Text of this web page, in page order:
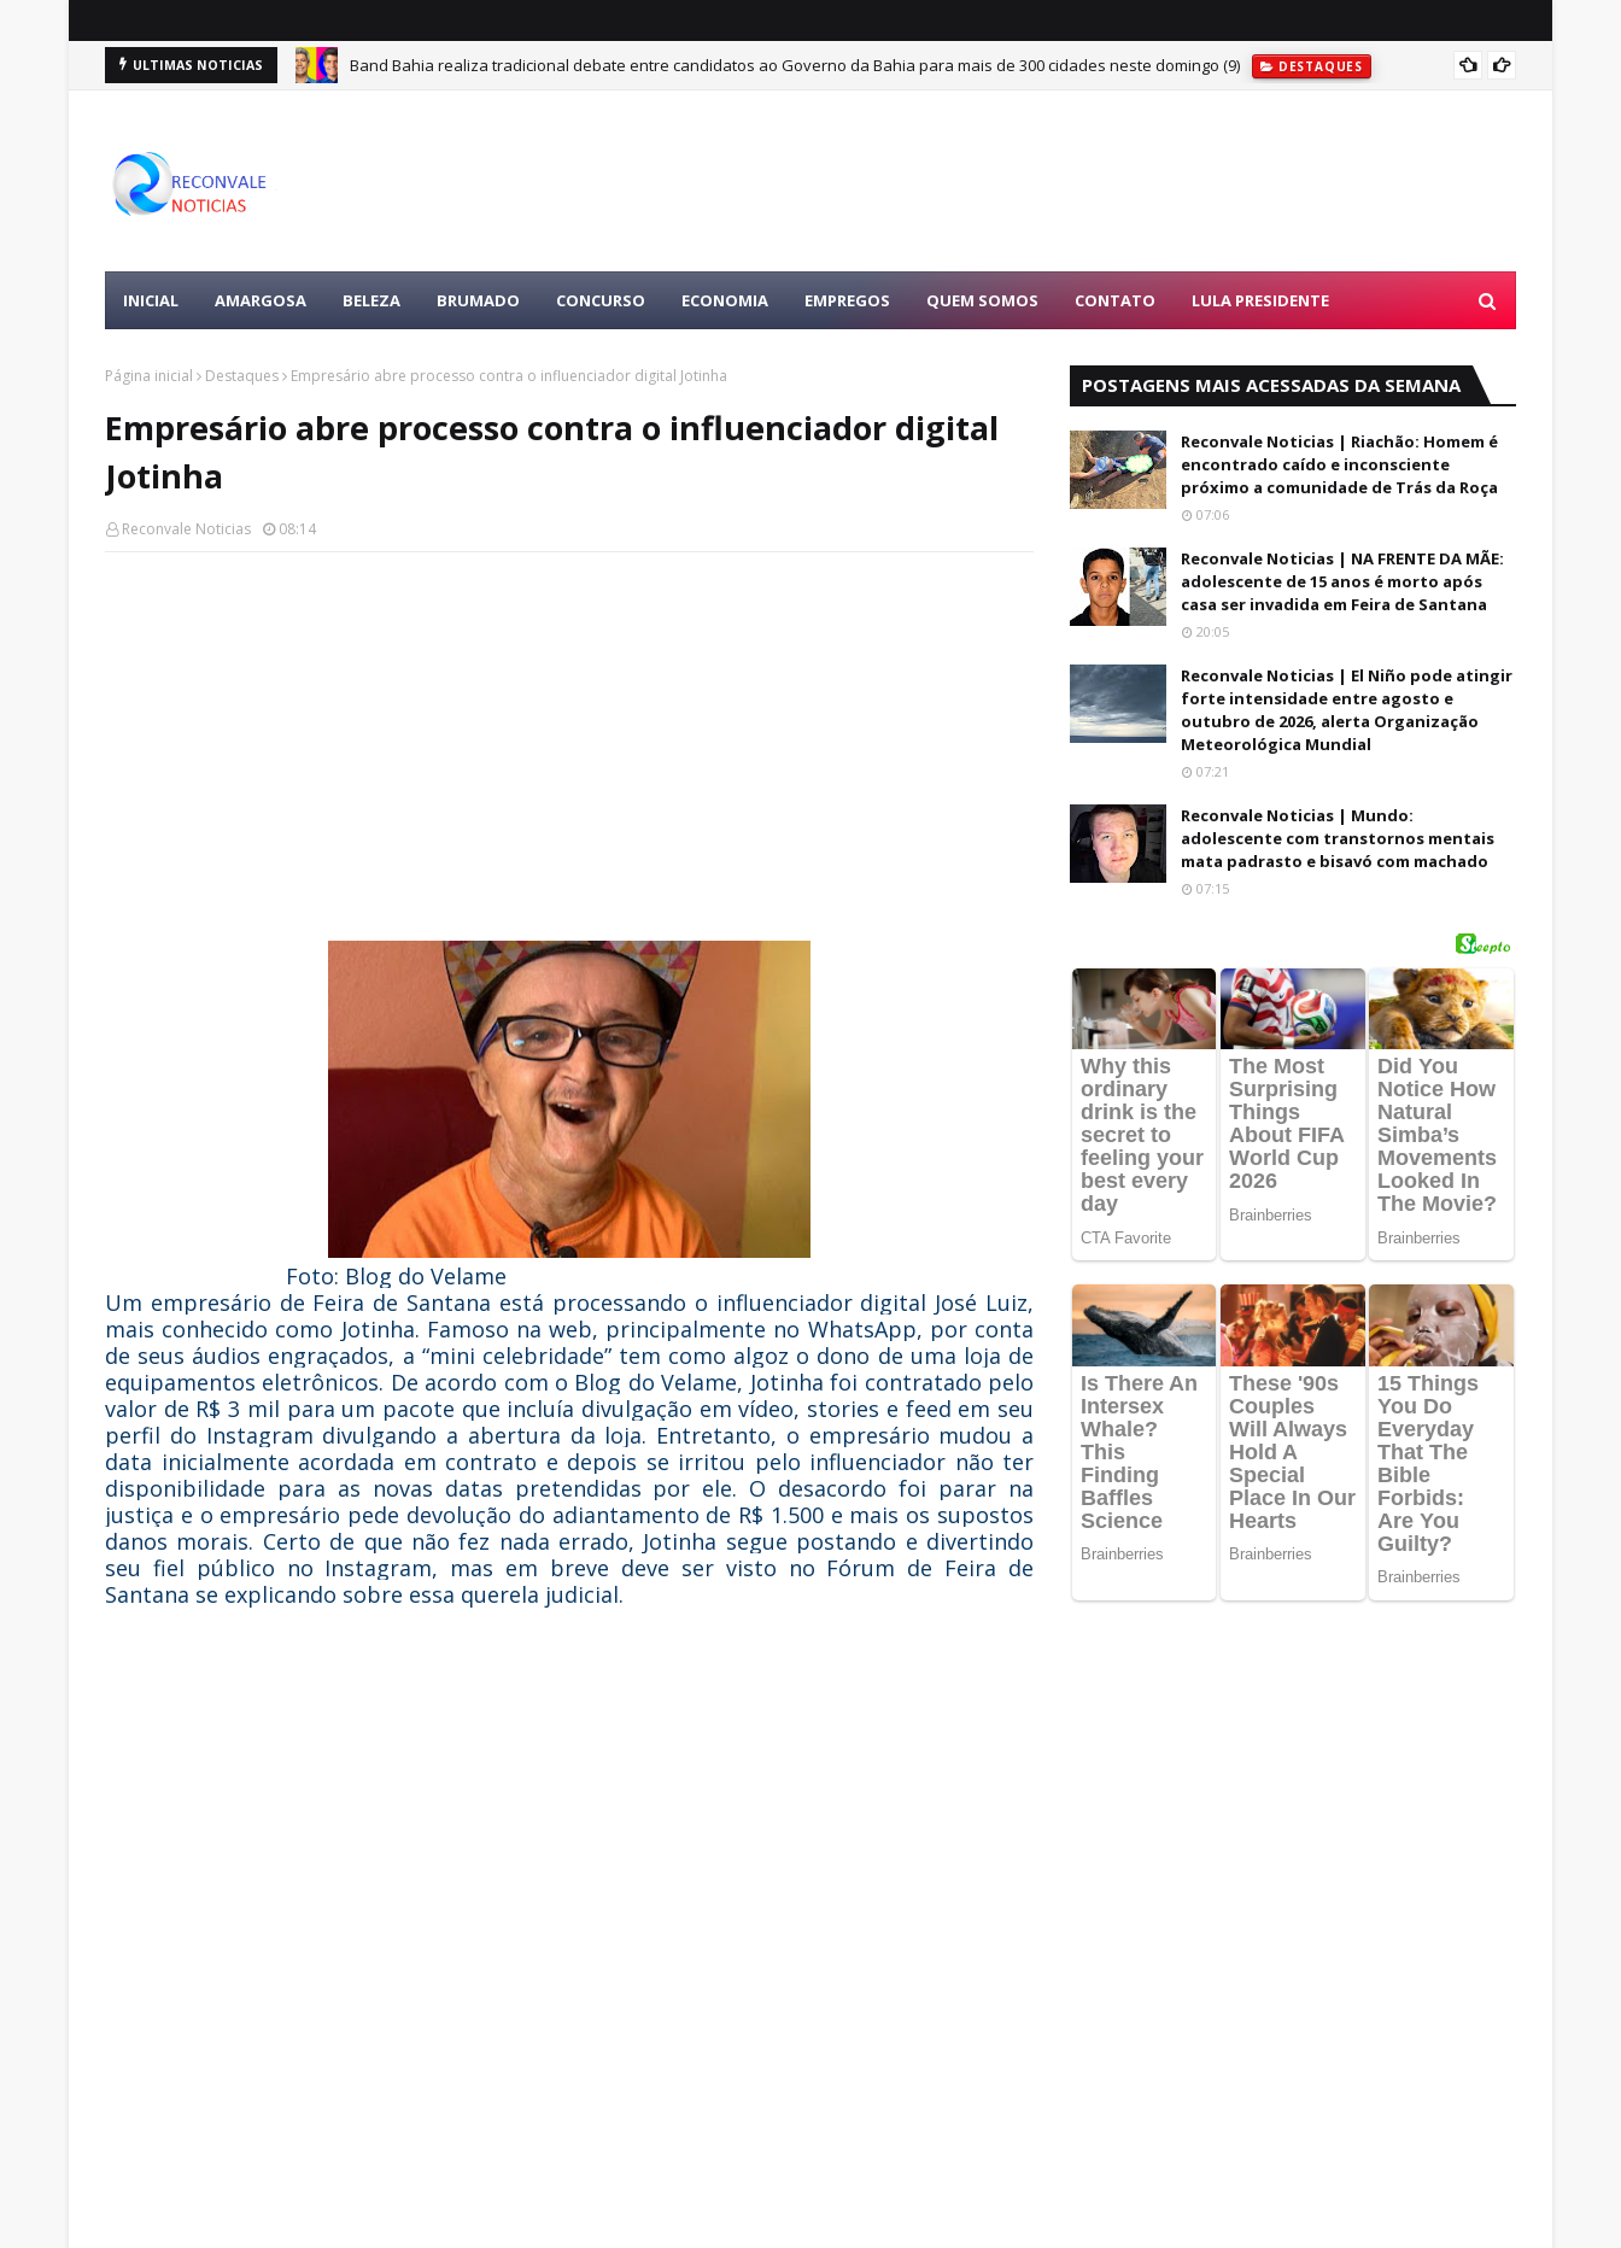
ULTIMAS NOTICIAS Band Bahia realiza tradicional debate entre candidatos ao Governo da Bahia para mais de 300 cidades neste domingo (9) DESTAQUES
INICIAL AMARGOSA BELEZA BRUMADO CONCURSO ECONOMIA EMPREGOS QUEM SOMOS CONTATO LULA PRESIDENTE
Página inicial Destaques Empresário abre processo contra o influenciador digital Jotinha
Empresário abre processo contra o influenciador digital
Jotinha
Reconvale Noticias 08:14
Foto: Blog do Velame
Um empresário de Feira de Santana está processando o influenciador digital José Luiz,
mais conhecido como Jotinha. Famoso na web, principalmente no WhatsApp, por conta
de seus áudios engraçados, a “mini celebridade” tem como algoz o dono de uma loja de
equipamentos eletrônicos. De acordo com o Blog do Velame, Jotinha foi contratado pelo
valor de R$ 3 mil para um pacote que incluía divulgação em vídeo, stories e feed em seu
perfil do Instagram divulgando a abertura da loja. Entretanto, o empresário mudou a
data inicialmente acordada em contrato e depois se irritou pelo influenciador não ter
disponibilidade para as novas datas pretendidas por ele. O desacordo foi parar na
justiça e o empresário pede devolução do adiantamento de R$ 1.500 e mais os supostos
danos morais. Certo de que não fez nada errado, Jotinha segue postando e divertindo
seu fiel público no Instagram, mas em breve deve ser visto no Fórum de Feira de
Santana se explicando sobre essa querela judicial.
POSTAGENS MAIS ACESSADAS DA SEMANA
Reconvale Noticias | Riachão: Homem é
encontrado caído e inconsciente
próximo a comunidade de Trás da Roça
07:06
Reconvale Noticias | NA FRENTE DA MÃE:
adolescente de 15 anos é morto após
casa ser invadida em Feira de Santana
20:05
Reconvale Noticias | El Niño pode atingir
forte intensidade entre agosto e
outubro de 2026, alerta Organização
Meteorológica Mundial
07:21
Reconvale Noticias | Mundo:
adolescente com transtornos mentais
mata padrasto e bisavó com machado
07:15